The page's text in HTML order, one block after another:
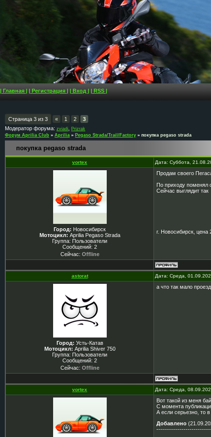
| Главная | | Регистрация | | Вход | | RSS |
Страница 3 из 3 « 1 2
3
Модератор форума: zviadi
Prizrak
Форум Aprilia Club » Aprilia » Pegaso Strada/Trail/Factory » покупка pegaso strada
покупка pegaso strada
vortex Дата: Суббота,
Город: Новосибирск
Мотоцикл: Aprilia Pegaso Strada
Группа: Пользователи
Сообщений: 2
Сейчас: Offline
Продам своего
По приходу поменял
Сейчас выглядит так
г. Новосибирск, цена
astorat Дата: Среда,
Город: Усть-Катав
Мотоцикл: Aprilia Shiver 750
Группа: Пользователи
Сообщений: 2
Сейчас: Offline
а что так мало
vortex Дата: Среда,
Вот такой из меня
С момента
А если серьезно, то
Добавлено